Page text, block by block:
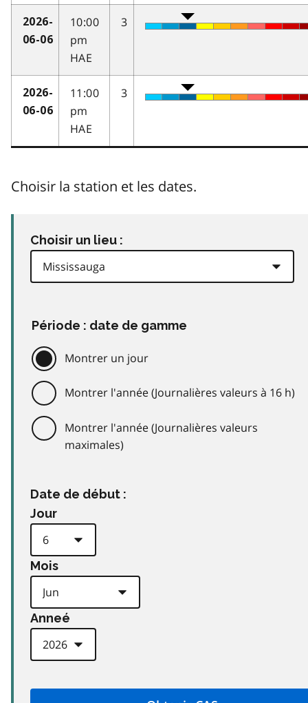
2026-
06-06
10:00
pm
HAE
3
2026-
06-06
11:00
pm
HAE
3
Choisir la station et les dates.
Choisir un lieu :
Période : date de gamme
Montrer un jour
Montrer l'année (Journalières valeurs à 16 h)
Montrer l'année (Journalières valeurs
maximales)
Date de début :
Jour
Mois
Anneé